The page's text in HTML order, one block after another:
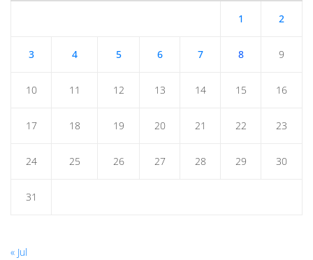
1 2
3 4 5 6 7 8 9
10 11 12 13 14 15 16
17 18 19 20 21 22 23
24 25 26 27 28 29 30
31
« Jul